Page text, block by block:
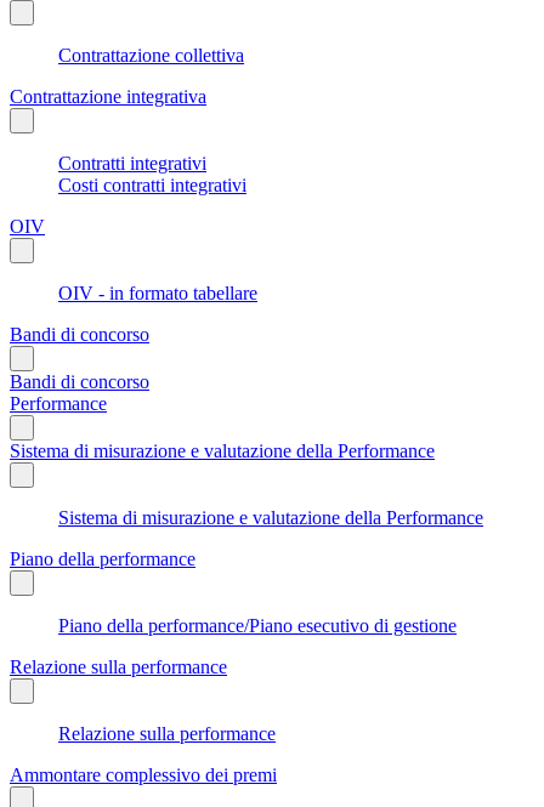
Contrattazione collettiva
Contrattazione integrativa
Contratti integrativi
Costi contratti integrativi
OIV
OIV - in formato tabellare
Bandi di concorso
Bandi di concorso
Performance
Sistema di misurazione e valutazione della Performance
Sistema di misurazione e valutazione della Performance
Piano della performance
Piano della performance/Piano esecutivo di gestione
Relazione sulla performance
Relazione sulla performance
Ammontare complessivo dei premi